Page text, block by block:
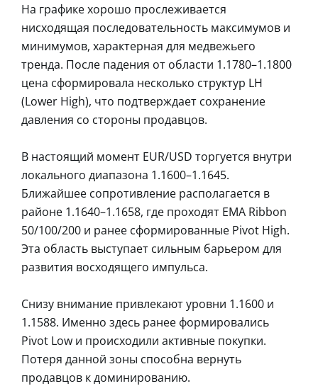
На графике хорошо прослеживается
нисходящая последовательность максимумов и
минимумов, характерная для медвежьего
тренда. После падения от области 1.1780–1.1800
цена сформировала несколько структур LH
(Lower High), что подтверждает сохранение
давления со стороны продавцов.
В настоящий момент EUR/USD торгуется внутри
локального диапазона 1.1600–1.1645.
Ближайшее сопротивление располагается в
районе 1.1640–1.1658, где проходят EMA Ribbon
50/100/200 и ранее сформированные Pivot High.
Эта область выступает сильным барьером для
развития восходящего импульса.
Снизу внимание привлекают уровни 1.1600 и
1.1588. Именно здесь ранее формировались
Pivot Low и происходили активные покупки.
Потеря данной зоны способна вернуть
продавцов к доминированию.